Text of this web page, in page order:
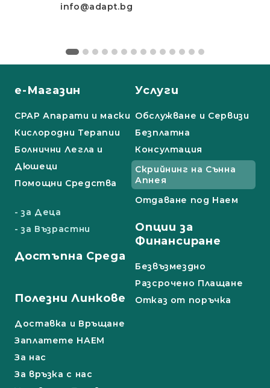
info@adapt.bg
е-Магазин
СРАР Апарати и маски
Кислородни Терапии
Болнични Легла и
Дюшеци
Помощни Средства
- за Деца
- за Възрастни
Достъпна Среда
Услуги
Обслужване и Сервизи
Безплатна
Консултация
Скрийнинг на Сънна
Апнея
Отдаване под Наем
Опции за
Финансиране
Безвъзмездно
Разсрочено Плащане
Полезни Линкове
Доставка и Връщане
Заплатете НАЕМ
За нас
За връзка с нас
Отказ от поръчка